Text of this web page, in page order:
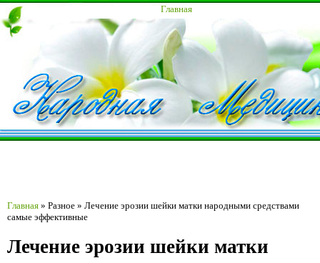
Главная
Главная » Разное » Лечение эрозии шейки матки народными средствами
самые эффективные
Лечение эрозии шейки матки